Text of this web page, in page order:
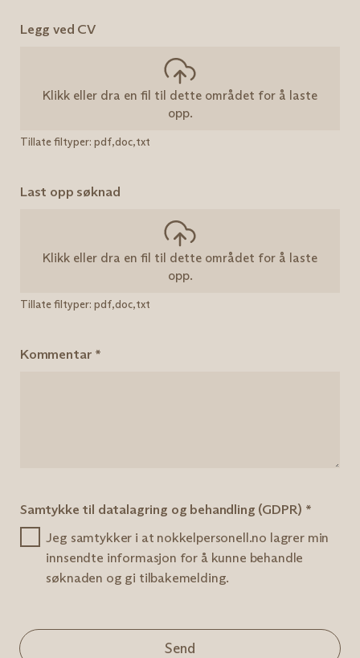
Legg ved CV
Klikk eller dra en fil til dette området for å laste
opp.
Tillate filtyper: pdf,doc,txt
Last opp søknad
Klikk eller dra en fil til dette området for å laste
opp.
Tillate filtyper: pdf,doc,txt
Kommentar *
Samtykke til datalagring og behandling (GDPR) *
Jeg samtykker i at nokkelpersonell.no lagrer min
innsendte informasjon for å kunne behandle
søknaden og gi tilbakemelding.
Send